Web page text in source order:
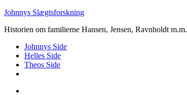
Johnnys Slægtsforskning
Historien om familierne Hansen, Jensen, Ravnholdt m.m.
Johnnys Side
Helles Side
Theos Side